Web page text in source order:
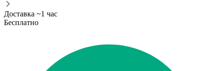
Доставка ~1 час
Бесплатно